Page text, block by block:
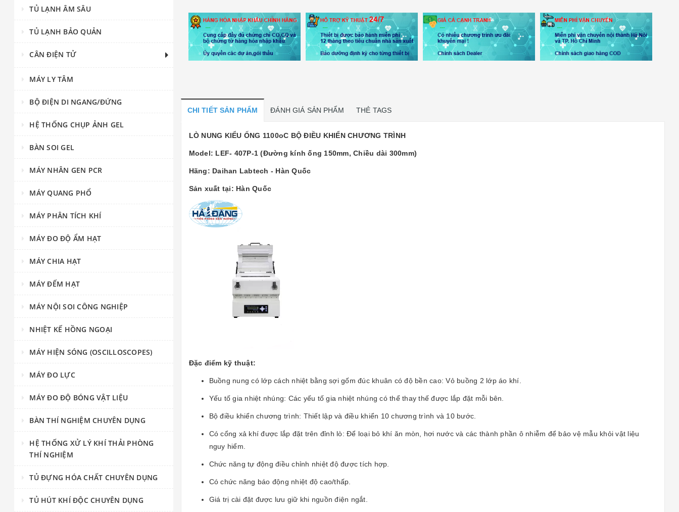
CHI TIẾT SẢN PHẨM ĐÁNH GIÁ SẢN PHẨM THẺ TAGS
LÒ NUNG KIỂU ỐNG 1100oC BỘ ĐIỀU KHIỂN CHƯƠNG TRÌNH
Model: LEF- 407P-1 (Đường kính ống 150mm, Chiều dài 300mm)
Hãng: Daihan Labtech - Hàn Quốc
Sản xuất tại: Hàn Quốc
Đặc điểm kỹ thuật:
Buồng nung có lớp cách nhiệt bằng sợi gốm đúc khuân có độ bền cao: Vỏ buồng 2 lớp áo khí.
Yếu tố gia nhiệt nhúng: Các yếu tố gia nhiệt nhúng có thể thay thế được lắp đặt mỗi bên.
Bộ điều khiển chương trình: Thiết lập và điều khiển 10 chương trình và 10 bước.
Có cổng xả khí được lắp đặt trên đỉnh lò: Để loại bỏ khí ăn mòn, hơi nước và các thành phần ô nhiễm để bảo vệ mẫu khỏi vật liệu
nguy hiểm.
Chức năng tự động điều chỉnh nhiệt độ được tích hợp.
Có chức năng báo động nhiệt độ cao/thấp.
Giá trị cài đặt được lưu giữ khi nguồn điện ngắt.
TỦ LẠNH ÂM SÂU
TỦ LẠNH BẢO QUẢN
CÂN ĐIỆN TỬ
MÁY LY TÂM
BỘ ĐIỆN DI NGANG/ĐỨNG
HỆ THỐNG CHỤP ẢNH GEL
BÀN SOI GEL
MÁY NHÂN GEN PCR
MÁY QUANG PHỔ
MÁY PHÂN TÍCH KHÍ
MÁY ĐO ĐỘ ẨM HẠT
MÁY CHIA HẠT
MÁY ĐẾM HẠT
MÁY NỘI SOI CÔNG NGHIỆP
NHIỆT KẾ HỒNG NGOẠI
MÁY HIỆN SÓNG (OSCILLOSCOPES)
MÁY ĐO LỰC
MÁY ĐO ĐỘ BÓNG VẬT LIỆU
BÀN THÍ NGHIỆM CHUYÊN DỤNG
HỆ THỐNG XỬ LÝ KHÍ THẢI PHÒNG
THÍ NGHIỆM
TỦ ĐỰNG HÓA CHẤT CHUYÊN DỤNG
TỦ HÚT KHÍ ĐỘC CHUYÊN DỤNG